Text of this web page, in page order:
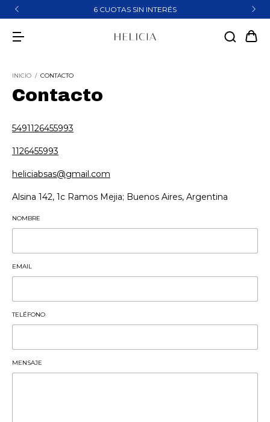
6 CUOTAS SIN INTERÉS
INICIO / CONTACTO
Contacto
5491126455993
1126455993
heliciabsas@gmail.com
Alsina 142, 1c Ramos Mejia; Buenos Aires, Argentina
NOMBRE
EMAIL
TELÉFONO
MENSAJE